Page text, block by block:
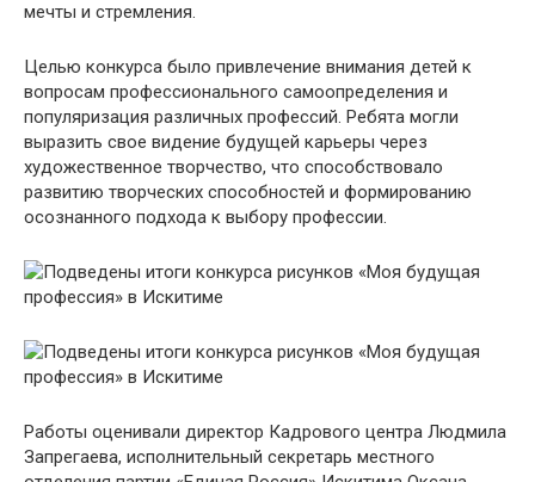
мечты и стремления.
Целью конкурса было привлечение внимания детей к
вопросам профессионального самоопределения и
популяризация различных профессий. Ребята могли
выразить свое видение будущей карьеры через
художественное творчество, что способствовало
развитию творческих способностей и формированию
осознанного подхода к выбору профессии.
Работы оценивали директор Кадрового центра Людмила
Запрегаева, исполнительный секретарь местного